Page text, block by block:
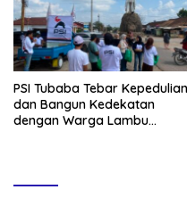
PSI Tubaba Tebar Kepedulian
dan Bangun Kedekatan
dengan Warga Lambu